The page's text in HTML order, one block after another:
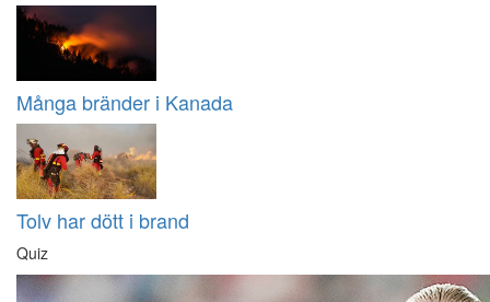
Många bränder i Kanada
Tolv har dött i brand
Quiz